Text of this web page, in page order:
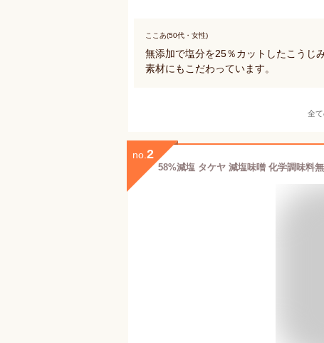
ここあ(50代・女性)
無添加で塩分を25％カットしたこうじ
素材にもこだわっています。
全
no. 2